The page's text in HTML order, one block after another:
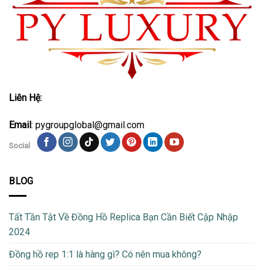
Liên Hệ:
Email: pygroupglobal@gmail.com
Social
BLOG
Tất Tần Tật Về Đồng Hồ Replica Bạn Cần Biết Cập Nhập
2024
Đồng hồ rep 1:1 là hàng gì? Có nên mua không?